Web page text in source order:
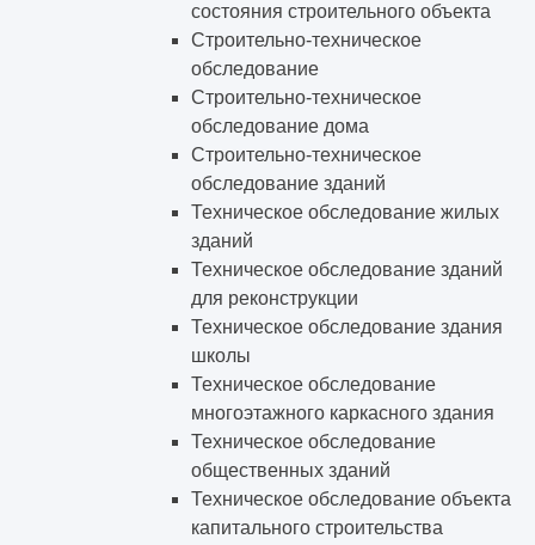
состояния строительного объекта
Строительно-техническое
обследование
Строительно-техническое
обследование дома
Строительно-техническое
обследование зданий
Техническое обследование жилых
зданий
Техническое обследование зданий
для реконструкции
Техническое обследование здания
школы
Техническое обследование
многоэтажного каркасного здания
Техническое обследование
общественных зданий
Техническое обследование объекта
капитального строительства